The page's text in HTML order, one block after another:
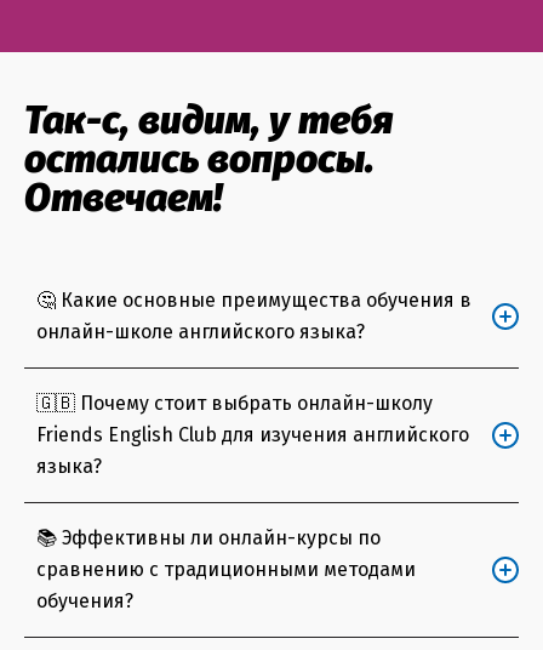
Так-с, видим, у тебя
остались вопросы.
Отвечаем!
🤔 Какие основные преимущества обучения в
онлайн-школе английского языка?
комфорт, выбор удобного графика занятий,
выполнение домашних заданий с любого
стоимость курса.
🇬🇧 Почему стоит выбрать онлайн-школу
Friends English Club для изучения английского
языка?
предлагаем уроки английского в любое удобное
для тебя время (утром, днем, вечером), разные
форматы обучения (индивидуально, в
📚 Эффективны ли онлайн-курсы по
сравнению с традиционными методами
обучения?